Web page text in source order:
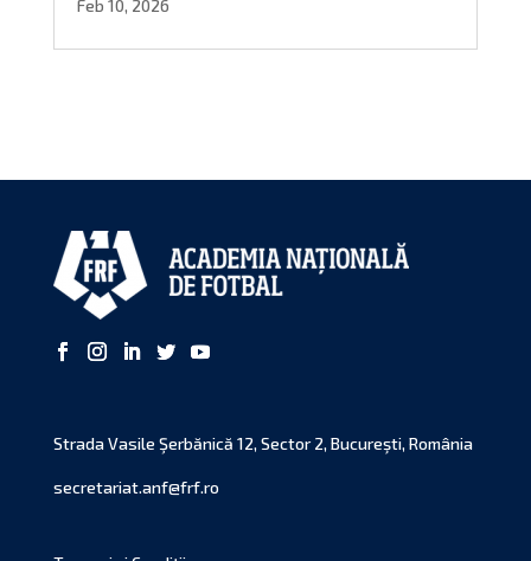
Feb 10, 2026
Strada Vasile Şerbănică 12, Sector 2, Bucureşti, România
secretariat.anf@frf.ro